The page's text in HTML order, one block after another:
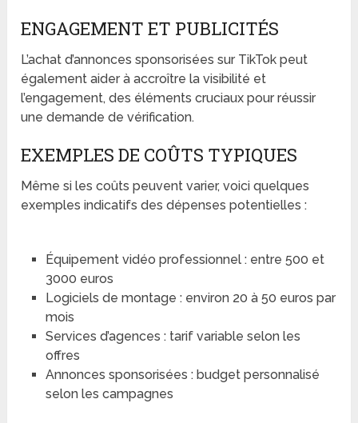
ENGAGEMENT ET PUBLICITÉS
L’achat d’annonces sponsorisées sur TikTok peut
également aider à accroître la visibilité et
l’engagement, des éléments cruciaux pour réussir
une demande de vérification.
EXEMPLES DE COÛTS TYPIQUES
Même si les coûts peuvent varier, voici quelques
exemples indicatifs des dépenses potentielles :
Équipement vidéo professionnel : entre 500 et
3000 euros
Logiciels de montage : environ 20 à 50 euros par
mois
Services d’agences : tarif variable selon les
offres
Annonces sponsorisées : budget personnalisé
selon les campagnes